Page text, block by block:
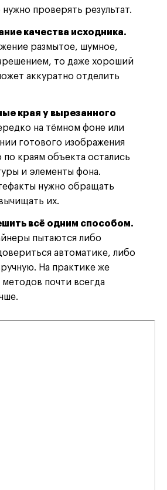
нужно проверять результат.
качества исходника.
размытое, шумное,
то даже хороший
аккуратно отделить
края у вырезанного
на тёмном фоне или
готового изображения
по краям объекта остались
и элементы фона.
нужно обращать
их.
всё одним способом.
пытаются либо
автоматике, либо
На практике же
почти всегда